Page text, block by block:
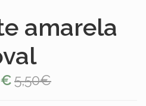
amarela
5,50€